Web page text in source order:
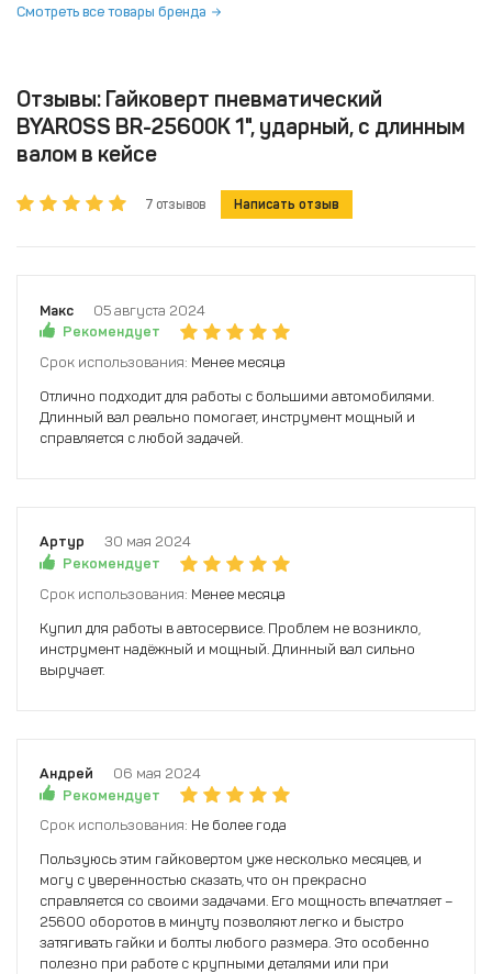
Смотреть все товары бренда
Отзывы: Гайковерт пневматический
BYAROSS BR-25600К 1", ударный, с длинным
валом в кейсе
7 отзывов Написать отзыв
Макс
05 августа 2024
Рекомендует
Срок использования: Менее месяца
Отлично подходит для работы с большими автомобилями.
Длинный вал реально помогает, инструмент мощный и
справляется с любой задачей.
Артур
30 мая 2024
Рекомендует
Срок использования: Менее месяца
Купил для работы в автосервисе. Проблем не возникло,
инструмент надёжный и мощный. Длинный вал сильно
выручает.
Андрей
06 мая 2024
Рекомендует
Срок использования: Не более года
Пользуюсь этим гайковертом уже несколько месяцев, и
могу с уверенностью сказать, что он прекрасно
справляется со своими задачами. Его мощность впечатляет –
25600 оборотов в минуту позволяют легко и быстро
затягивать гайки и болты любого размера. Это особенно
полезно при работе с крупными деталями или при